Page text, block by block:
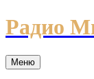
Перейти
к
Радио
Меню